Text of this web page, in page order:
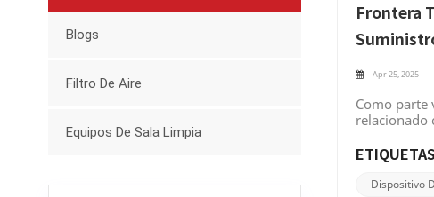
Frontera
Apr 25, 2025
Como parte
relacionado
individuales
solución
diferentes
Dispositivo
Blogs
Filtro De Aire
Equipos De Sala Limpia